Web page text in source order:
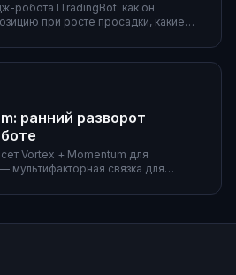
робота ITradingBot: как он
при росте просадки, какие
а также частые ошибки и
ранний разворот
Vortex + Momentum для
мультифакторная связка для
фильтров и выходов,